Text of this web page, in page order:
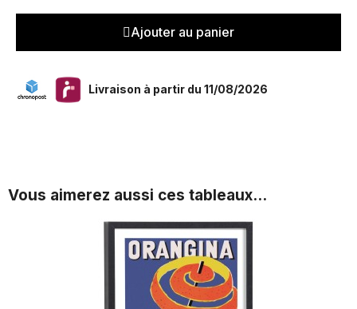
Ajouter au panier
Livraison à partir du 11/08/2026
Vous aimerez aussi ces tableaux...